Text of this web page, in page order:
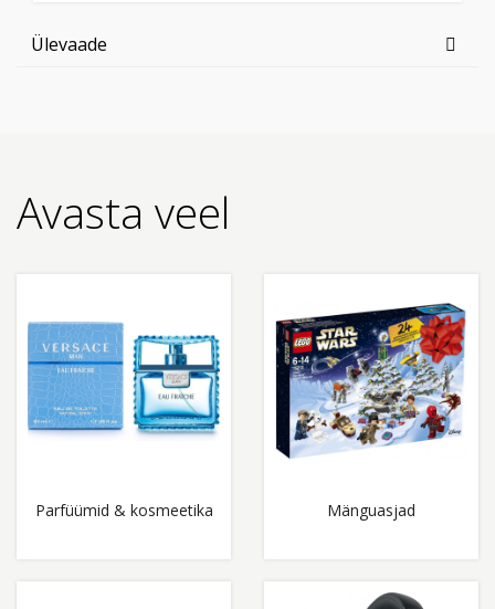
Ülevaade
Avasta veel
Parfüümid & kosmeetika Mänguasjad